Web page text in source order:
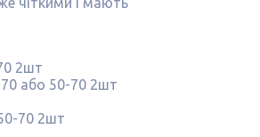
2шт
або 50-70 2шт
70 2шт